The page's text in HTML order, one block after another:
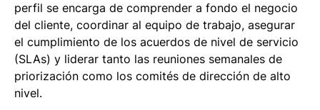
perfil se encarga de comprender a fondo el negocio
del cliente, coordinar al equipo de trabajo, asegurar
el cumplimiento de los acuerdos de nivel de servicio
(SLAs) y liderar tanto las reuniones semanales de
priorización como los comités de dirección de alto
nivel.